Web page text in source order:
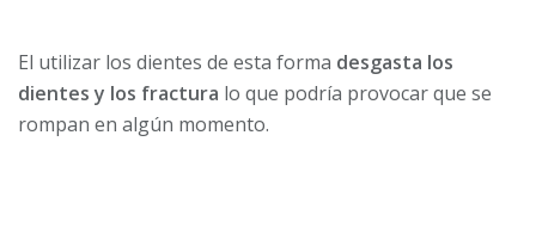
El utilizar los dientes de esta forma desgasta los
dientes y los fractura lo que podría provocar que se
rompan en algún momento.